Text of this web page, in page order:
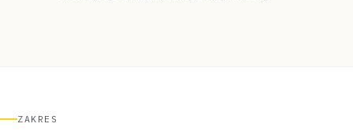
ZAKRES